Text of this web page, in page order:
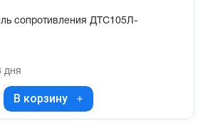
сопротивления ДТС105Л-
дня
В корзину